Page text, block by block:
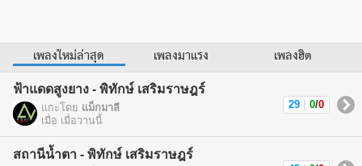
เพลงใหม่ล่าสุด เพลงมาแรง เพลงฮิต
ฟ้าแดดสูงยาง - พิทักษ์ เสริมราษฎร์
แกะโดย แม็กมาลี
เมื่อ เมื่อวานนี้
29 0/0
สถานีน้ำตา - พิทักษ์ เสริมราษฎร์